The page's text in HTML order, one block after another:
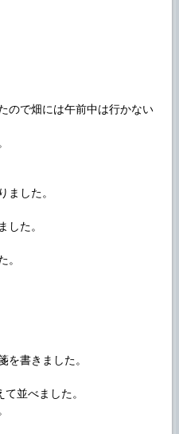
ので畑には午前中は行かない
ました。
した。
。
を書きました。
並べました。